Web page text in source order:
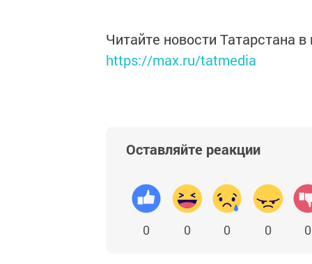
Читайте новости Татарстана
https://max.ru/tatmedia
Оставляйте реакции
0 0 0 0 0